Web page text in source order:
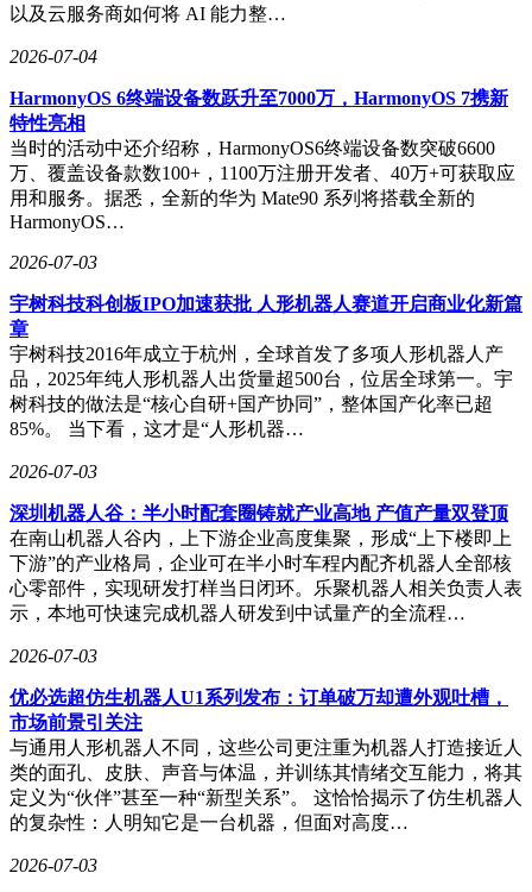
以及云服务商如何将 AI 能力整…
2026-07-04
HarmonyOS 6终端设备数跃升至7000万，HarmonyOS 7携新
特性亮相
当时的活动中还介绍称，HarmonyOS6终端设备数突破6600
万、覆盖设备款数100+，1100万注册开发者、40万+可获取应
用和服务。据悉，全新的华为 Mate90 系列将搭载全新的
HarmonyOS…
2026-07-03
宇树科技科创板IPO加速获批 人形机器人赛道开启商业化新篇
章
宇树科技2016年成立于杭州，全球首发了多项人形机器人产
品，2025年纯人形机器人出货量超500台，位居全球第一。宇
树科技的做法是“核心自研+国产协同”，整体国产化率已超
85%。 当下看，这才是“人形机器…
2026-07-03
深圳机器人谷：半小时配套圈铸就产业高地 产值产量双登顶
在南山机器人谷内，上下游企业高度集聚，形成“上下楼即上
下游”的产业格局，企业可在半小时车程内配齐机器人全部核
心零部件，实现研发打样当日闭环。乐聚机器人相关负责人表
示，本地可快速完成机器人研发到中试量产的全流程…
2026-07-03
优必选超仿生机器人U1系列发布：订单破万却遭外观吐槽，
市场前景引关注
与通用人形机器人不同，这些公司更注重为机器人打造接近人
类的面孔、皮肤、声音与体温，并训练其情绪交互能力，将其
定义为“伙伴”甚至一种“新型关系”。 这恰恰揭示了仿生机器人
的复杂性：人明知它是一台机器，但面对高度…
2026-07-03